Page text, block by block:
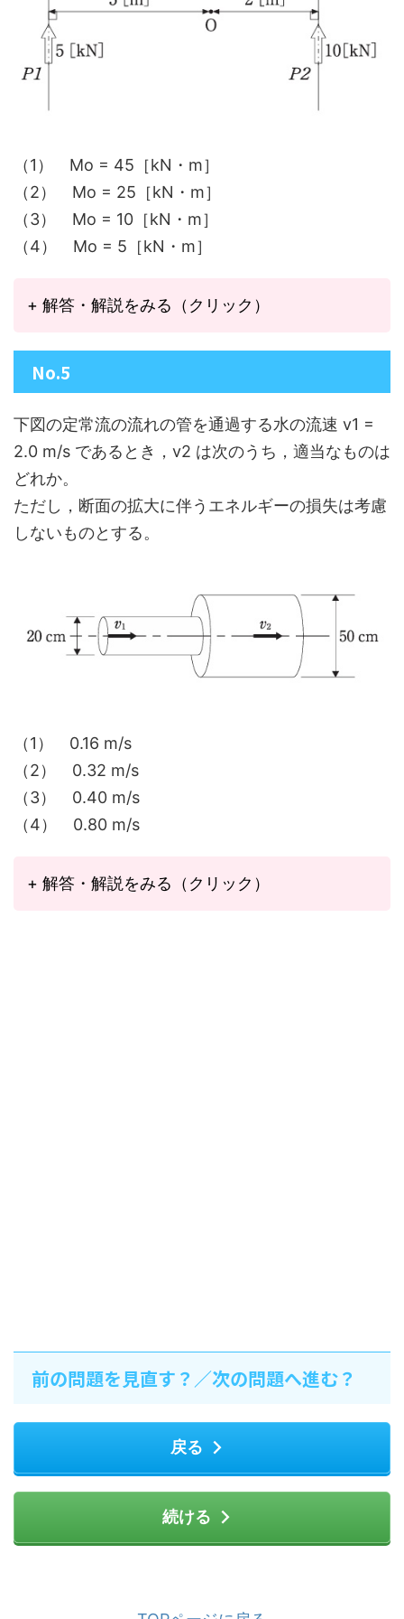
（1） Mo = 45［kN・m］
（2） Mo = 25［kN・m］
（3） Mo = 10［kN・m］
（4） Mo = 5［kN・m］
+ 解答・解説をみる（クリック）
No.5
下図の定常流の流れの管を通過する水の流速 v1 =
2.0 m/s であるとき，v2 は次のうち，適当なものは
どれか。
ただし，断面の拡大に伴うエネルギーの損失は考慮
しないものとする。
（1） 0.16 m/s
（2） 0.32 m/s
（3） 0.40 m/s
（4） 0.80 m/s
+ 解答・解説をみる（クリック）
前の問題を見直す？／次の問題へ進む？
戻る
続ける